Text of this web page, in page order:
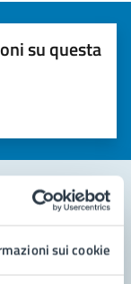
sui cookie
su questa
la chiarezza delle